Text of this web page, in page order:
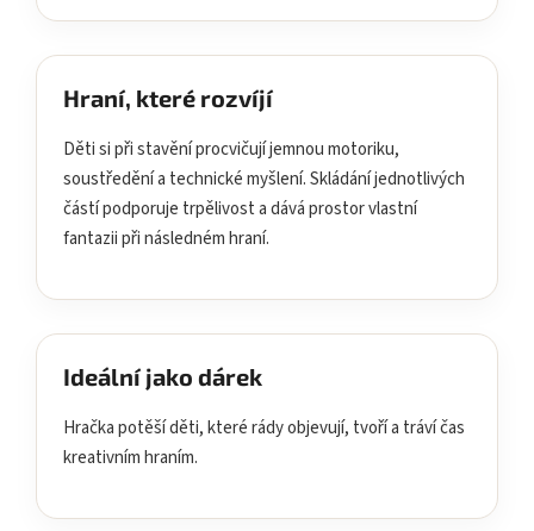
Hraní, které rozvíjí
Děti si při stavění procvičují jemnou motoriku,
soustředění a technické myšlení. Skládání jednotlivých
částí podporuje trpělivost a dává prostor vlastní
fantazii při následném hraní.
Ideální jako dárek
Hračka potěší děti, které rády objevují, tvoří a tráví čas
kreativním hraním.